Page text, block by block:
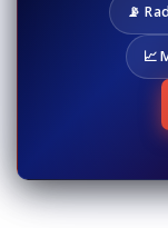
📡
📈